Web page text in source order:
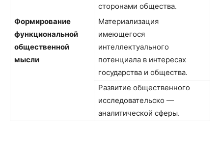
Формирование
функциональной
общественной
мысли
сторонами общества.
Материализация
имеющегося
интеллектуального
потенциала в интересах
государства и общества.
Развитие общественного
исследовательско —
аналитической сферы.